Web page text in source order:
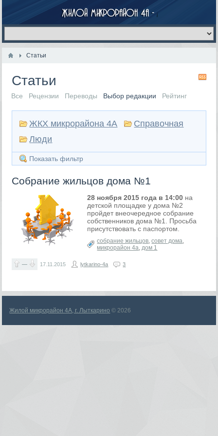
Статьи
Статьи
Все Рецензии Переводы Выбор редакции Рейтинг
ЖКХ микрорайона 4А
Справочная
Люди
Показать фильтр
Собрание жильцов дома №1
28 ноября 2015 года в 14:00 на
детской площадке у дома №2
пройдет внеочередное собрание
собственников дома №1. Просьба
присутствовать с паспортом.
собрание жильцов,совет дома,
микрорайон 4а,дом 1
— 17.11.2015 lytkarino-4a 3
Жилой микрорайон 4А, г. Лыткарино © 2026